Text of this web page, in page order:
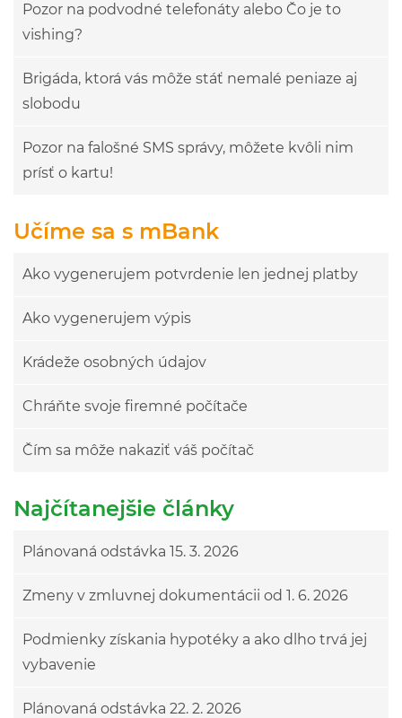
Pozor na podvodné telefonáty alebo Čo je to
vishing?
Brigáda, ktorá vás môže stáť nemalé peniaze aj
slobodu
Pozor na falošné SMS správy, môžete kvôli nim
prísť o kartu!
Učíme sa s mBank
Ako vygenerujem potvrdenie len jednej platby
Ako vygenerujem výpis
Krádeže osobných údajov
Chráňte svoje firemné počítače
Čím sa môže nakaziť váš počítač
Najčítanejšie články
Plánovaná odstávka 15. 3. 2026
Zmeny v zmluvnej dokumentácii od 1. 6. 2026
Podmienky získania hypotéky a ako dlho trvá jej
vybavenie
Plánovaná odstávka 22. 2. 2026